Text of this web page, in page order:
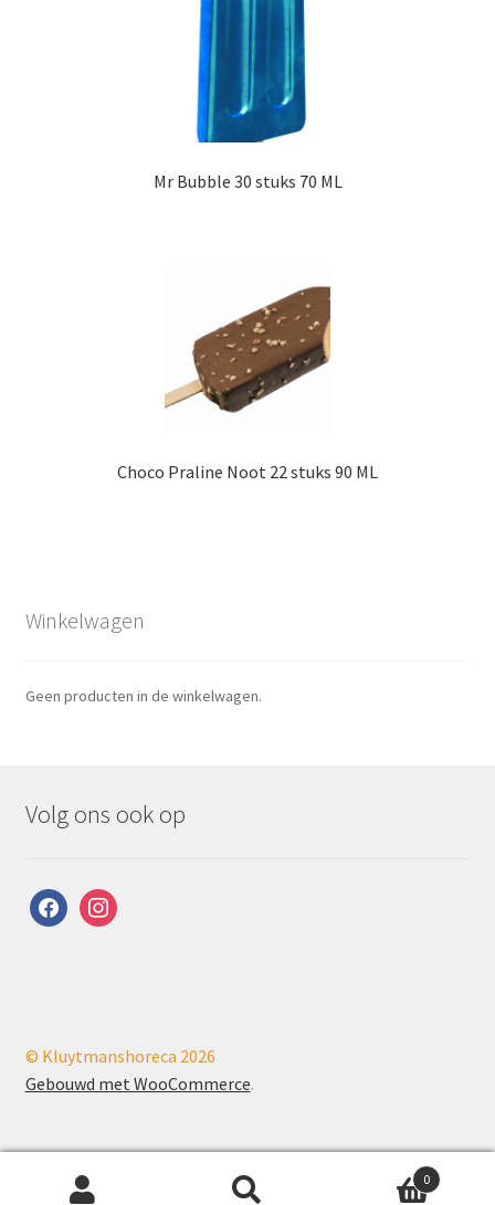
Mr Bubble 30 stuks 70 ML
Choco Praline Noot 22 stuks 90 ML
Winkelwagen
Geen producten in de winkelwagen.
Volg ons ook op
facebookinstagram
© Kluytmanshoreca 2026
Gebouwd met WooCommerce.
0